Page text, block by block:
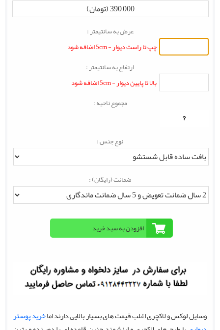
390,000 (تومان)
عرض به سانتیمتر :
چپ تا راست دیوار - 5cm اضافه شود
ارتفاع به سانتیمتر :
بالا تا پایین دیوار - 5cm اضافه شود
مجموع ناحیه :
?
نوع جنس :
ضمانت (رایگان) :
وسایل لوکس و لاکچری اغلب قیمت های بسیار بالایی دارند اماخرید پوستر